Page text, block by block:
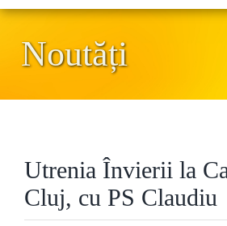
Organizare
Liturgic
Noutăți
Utrenia Învierii la
Cluj, cu PS Claudiu